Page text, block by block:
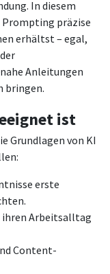
In diesem
präzise
erhältst – egal,
Anleitungen
bringen.
ist
Grundlagen von KI
erste
ihren Arbeitsalltag
Content-